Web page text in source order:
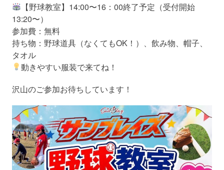
【野球教室】14:00〜16：00終了予定（受付開始
13:20〜）
参加費：無料
持ち物：野球道具（なくてもOK！）、飲み物、帽子、
タオル
動きやすい服装で来てね！
沢山のご参加お待ちしています！